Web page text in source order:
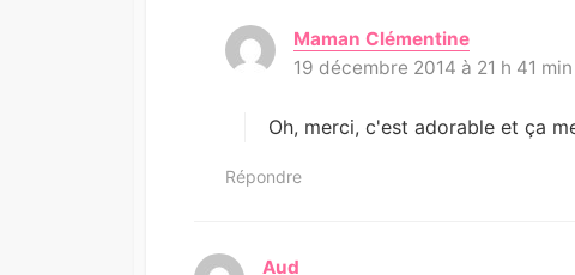
Maman Clémentined
i
:
19 décembre 2014 à 21 h 41 min
Oh, merci, c'est adorable et ça
Répondre
Aud